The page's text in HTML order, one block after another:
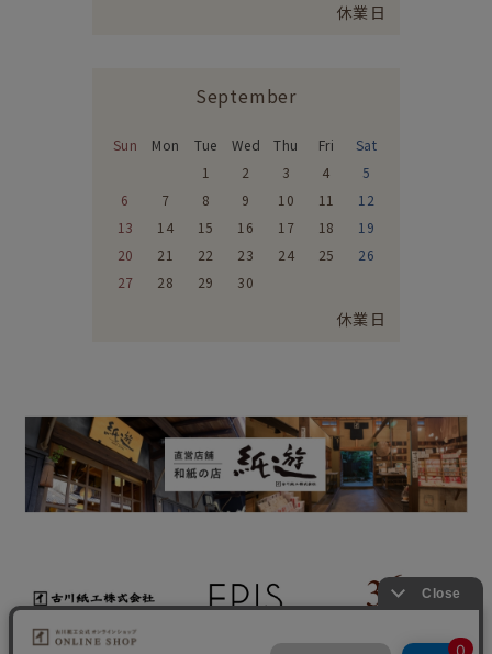
休業日
September
Sun Mon Tue Wed Thu Fri
Sat
1
2 3 4
5
6
7 8 9 10 11
12
13
14 15 16 17 18
19
20
21 22 23 24 25
26
27
28 29 30
休業日